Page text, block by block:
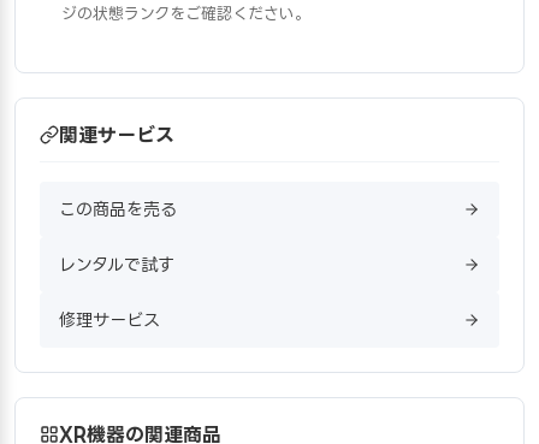
ジの状態ランクをご確認ください。
関連サービス
この商品を売る
レンタルで試す
修理サービス
XR機器の関連商品